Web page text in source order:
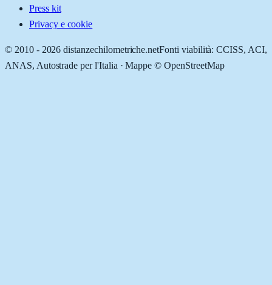
Press kit
Privacy e cookie
© 2010 - 2026 distanzechilometriche.netFonti viabilità: CCISS, ACI,
ANAS, Autostrade per l'Italia · Mappe © OpenStreetMap